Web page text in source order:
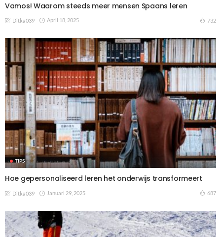
Vamos! Waarom steeds meer mensen Spaans leren
Ditka039 April 18, 2025 732
TIPS
Hoe gepersonaliseerd leren het onderwijs transformeert
Ditka039 Januari 29, 2025 687